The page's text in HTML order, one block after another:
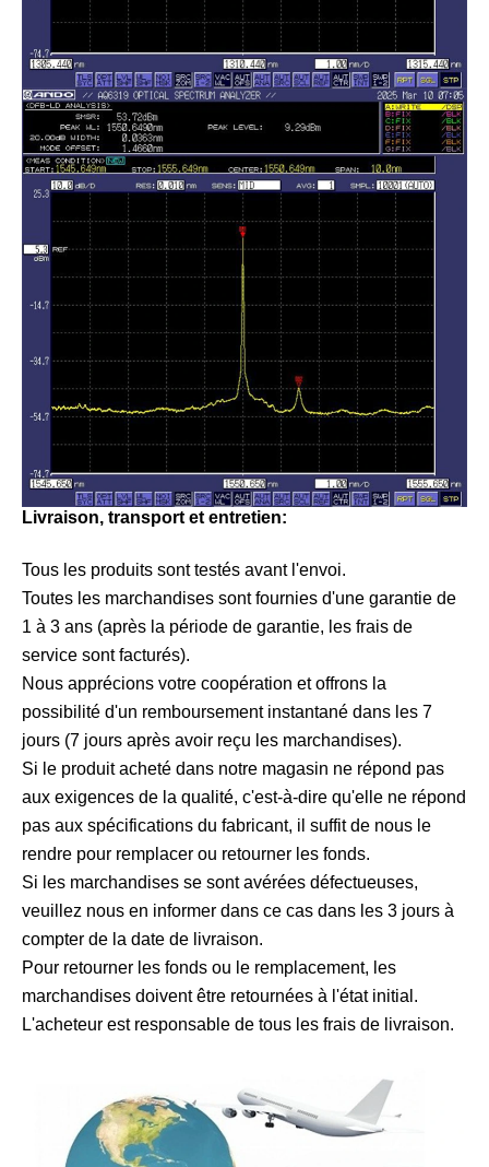
Livraison, transport et entretien:
Tous les produits sont testés avant l'envoi.
Toutes les marchandises sont fournies d'une garantie de
1 à 3 ans (après la période de garantie, les frais de
service sont facturés).
Nous apprécions votre coopération et offrons la
possibilité d'un remboursement instantané dans les 7
jours (7 jours après avoir reçu les marchandises).
Si le produit acheté dans notre magasin ne répond pas
aux exigences de la qualité, c'est-à-dire qu'elle ne répond
pas aux spécifications du fabricant, il suffit de nous le
rendre pour remplacer ou retourner les fonds.
Si les marchandises se sont avérées défectueuses,
veuillez nous en informer dans ce cas dans les 3 jours à
compter de la date de livraison.
Pour retourner les fonds ou le remplacement, les
marchandises doivent être retournées à l'état initial.
L'acheteur est responsable de tous les frais de livraison.